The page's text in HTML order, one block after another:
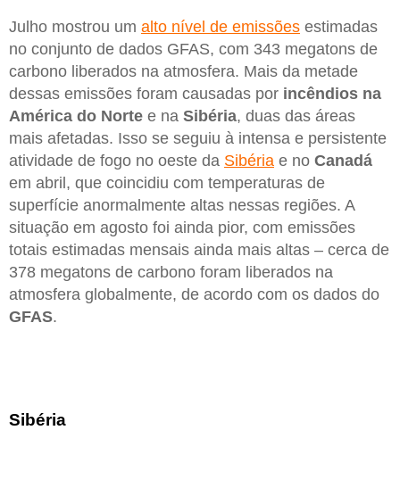
Julho mostrou um alto nível de emissões estimadas
no conjunto de dados GFAS, com 343 megatons de
carbono liberados na atmosfera. Mais da metade
dessas emissões foram causadas por incêndios na
América do Norte e na Sibéria, duas das áreas
mais afetadas. Isso se seguiu à intensa e persistente
atividade de fogo no oeste da Sibéria e no Canadá
em abril, que coincidiu com temperaturas de
superfície anormalmente altas nessas regiões. A
situação em agosto foi ainda pior, com emissões
totais estimadas mensais ainda mais altas – cerca de
378 megatons de carbono foram liberados na
atmosfera globalmente, de acordo com os dados do
GFAS.
Sibéria